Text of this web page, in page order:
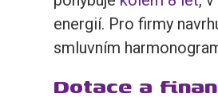
energií. Pro firmy
smluvním
Dotace a